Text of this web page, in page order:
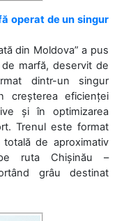
operat de un singur
din Moldova” a pus
marfă, deservit de
dintr-un singur
creșterea eficienței
și în optimizarea
Trenul este format
de aproximativ
ruta Chișinău –
grâu destinat